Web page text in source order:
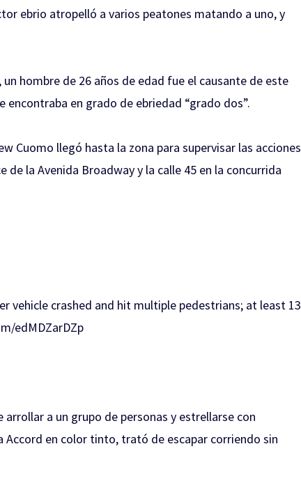
ebrio atropelló a varios peatones matando a uno, y
hombre de 26 años de edad fue el causante de este
en grado de ebriedad “grado dos”.
Cuomo llegó hasta la zona para supervisar las acciones
la Avenida Broadway y la calle 45 en la concurrida
vehicle crashed and hit multiple pedestrians; at least 13
edMDZarDZp
a un grupo de personas y estrellarse con
en color tinto, trató de escapar corriendo sin